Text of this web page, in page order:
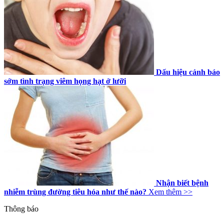
Dấu hiệu cảnh báo
sớm tình trạng viêm họng hạt ở lưỡi
Nhận biết bệnh
nhiễm trùng đường tiêu hóa như thế nào? Xem thêm >>
Thông báo